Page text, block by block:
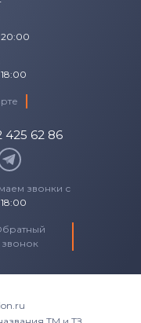
425 62 86
звонки с
звонок